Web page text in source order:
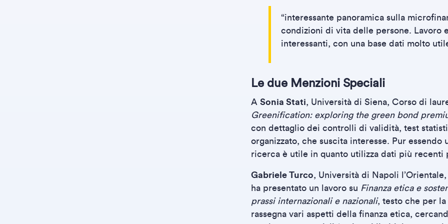
“interessante panoramica sulla
condizioni di vita delle persone. Lavoro
interessanti, con una base dati molto
Le due Menzioni Speciali
A Sonia Stati, Università di Siena, Corso di
Greenification: exploring the green bond
con dettaglio dei controlli di validità, test
organizzato, che suscita interesse. Pur essendo
ricerca è utile in quanto utilizza dati più recenti
Gabriele Turco, Università di Napoli
ha presentato un lavoro su Finanza etica e
prassi internazionali e nazionali, testo che per
rassegna vari aspetti della finanza etica,